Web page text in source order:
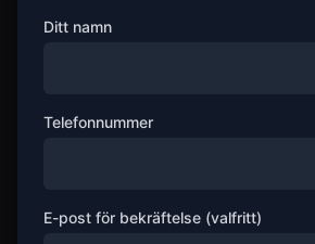
Ditt namn
Telefonnummer
E-post för bekräftelse (valfritt)